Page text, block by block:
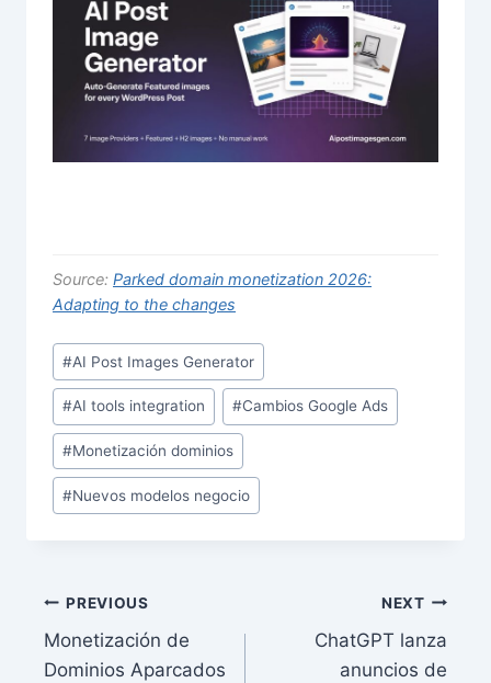
Source: Parked domain monetization 2026:
Adapting to the changes
Post
Tags:
#AI Post Images Generator
#AI tools integration #Cambios Google Ads
#Monetización dominios
#Nuevos modelos negocio
Post
navigation
PREVIOUS
Monetización de
Dominios Aparcados
NEXT
ChatGPT lanza
anuncios de